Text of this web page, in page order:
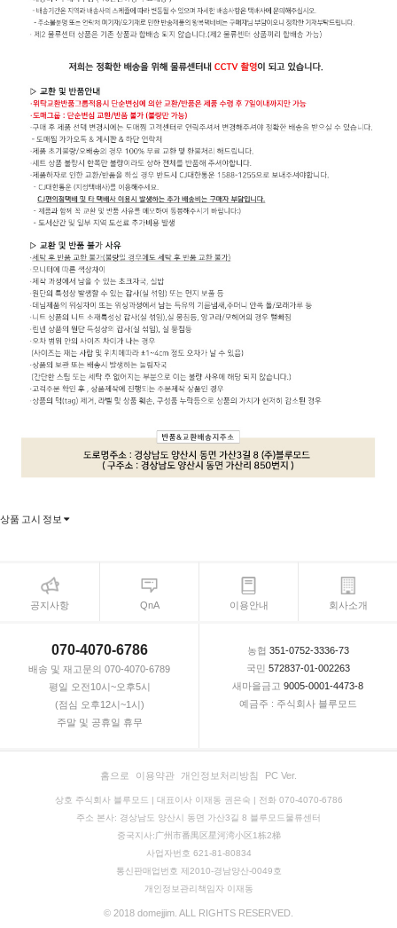
상품 고시 정보
공지사항 QnA 이용안내 회사소개
070-4070-6786
배송 및 재고문의 070-4070-6789
평일 오전10시~오후5시
(점심 오후12시~1시)
주말 및 공휴일 휴무
농협 351-0752-3336-73
국민 572837-01-002263
새마을금고 9005-0001-4473-8
예금주 : 주식회사 블루모드
홈으로 이용약관 개인정보처리방침 PC Ver.
상호 주식회사 블루모드 | 대표이사 이재동 권은숙 | 전화 070-4070-6786
주소 본사: 경상남도 양산시 동면 가산3길 8 블루모드물류센터
중국지사:广州市番禺区星河湾小区1栋2梯
사업자번호 621-81-80834
통신판매업번호 제2010-경남양산-0049호
개인정보관리책임자 이재동
© 2018 domejjim. ALL RIGHTS RESERVED.